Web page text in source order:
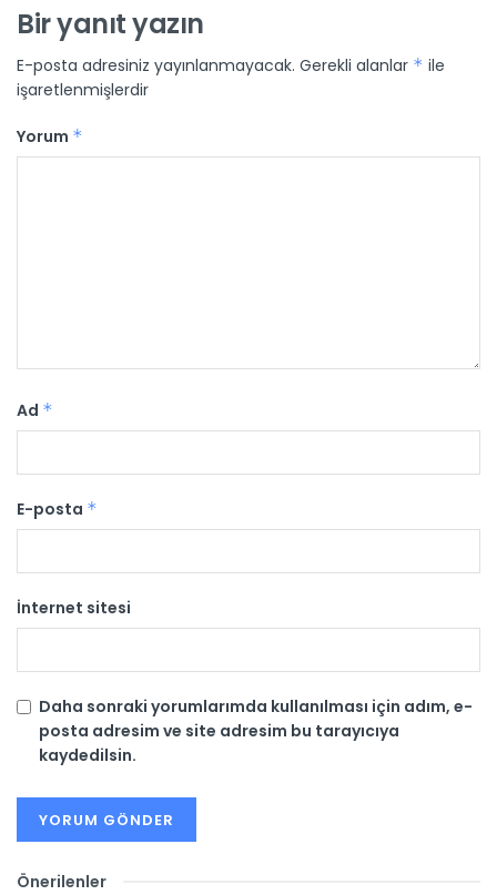
Bir yanıt yazın
E-posta adresiniz yayınlanmayacak. Gerekli alanlar * ile
işaretlenmişlerdir
Yorum *
Ad *
E-posta *
İnternet sitesi
Daha sonraki yorumlarımda kullanılması için adım, e-
posta adresim ve site adresim bu tarayıcıya
kaydedilsin.
Önerilenler